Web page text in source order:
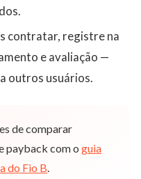
contratar, registre na
e avaliação —
outros usuários.
de comparar
payback com o guia
do Fio B.